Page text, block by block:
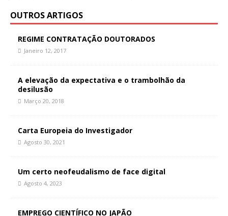
OUTROS ARTIGOS
REGIME CONTRATAÇÃO DOUTORADOS
Janeiro 12, 2017
A elevação da expectativa e o trambolhão da
desilusão
Março 20, 2018
Carta Europeia do Investigador
Agosto 30, 2021
Um certo neofeudalismo de face digital
Agosto 4, 2023
EMPREGO CIENTÍFICO NO JAPÃO